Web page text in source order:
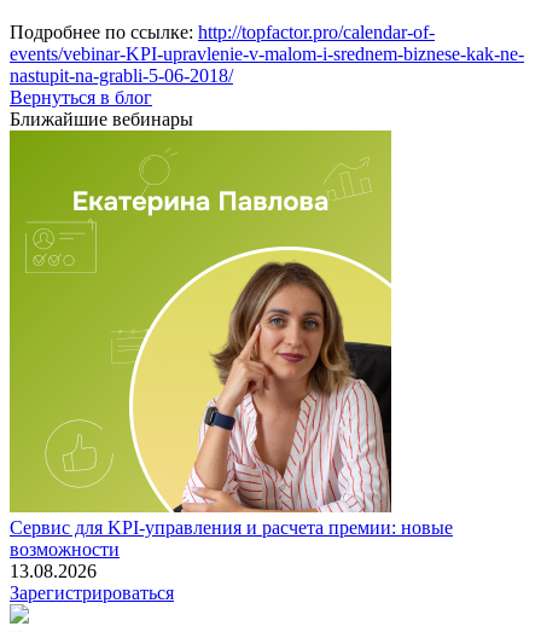
Подробнее по ссылке: http://topfactor.pro/calendar-of-
events/vebinar-KPI-upravlenie-v-malom-i-srednem-biznese-kak-ne-
nastupit-na-grabli-5-06-2018/
Вернуться в блог
Ближайшие вебинары
Сервис для KPI-управления и расчета премии: новые
возможности
13.08.2026
Зарегистрироваться